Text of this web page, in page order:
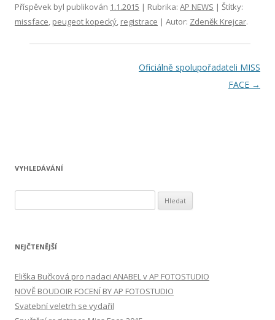
Příspěvek byl publikován 1.1.2015 | Rubrika: AP NEWS | Štítky:
missface, peugeot kopecký, registrace | Autor: Zdeněk Krejcar.
Oficiálně spolupořadateli MISS
FACE →
VYHLEDÁVÁNÍ
NEJČTENĚJŠÍ
Eliška Bučková pro nadaci ANABEL v AP FOTOSTUDIO
NOVĚ BOUDOIR FOCENÍ BY AP FOTOSTUDIO
Svatební veletrh se vydařil